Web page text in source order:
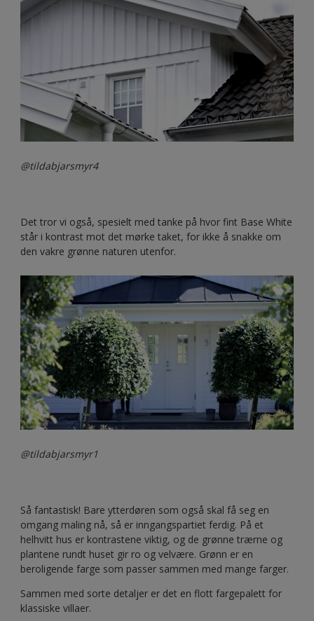
@tildabjarsmyr4
Det tror vi også, spesielt med tanke på hvor fint Base White
står i kontrast mot det mørke taket, for ikke å snakke om
den vakre grønne naturen utenfor.
@tildabjarsmyr1
Så fantastisk! Bare ytterdøren som også skal få seg en
omgang maling nå, så er inngangspartiet ferdig. På et
helhvitt hus er kontrastene viktig, og de grønne trærne og
plantene rundt huset gir ro og velvære. Grønn er en
beroligende farge som passer sammen med mange farger.
Sammen med sorte detaljer er det en flott fargepalett for
klassiske villaer.